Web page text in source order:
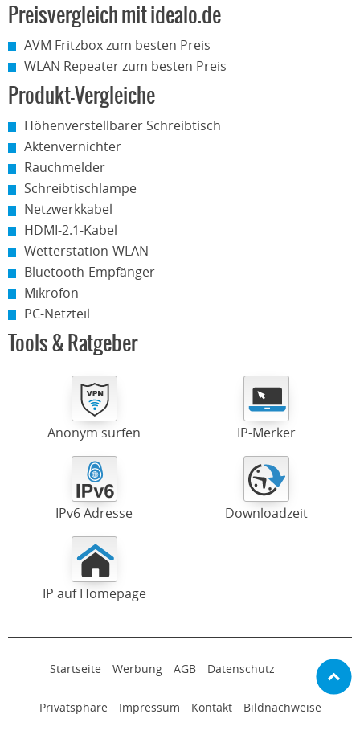
Preisvergleich mit idealo.de
AVM Fritzbox zum besten Preis
WLAN Repeater zum besten Preis
Produkt-Vergleiche
Höhenverstellbarer Schreibtisch
Aktenvernichter
Rauchmelder
Schreibtischlampe
Netzwerkkabel
HDMI-2.1-Kabel
Wetterstation-WLAN
Bluetooth-Empfänger
Mikrofon
PC-Netzteil
Tools & Ratgeber
Anonym surfen IP-Merker
IPv6 Adresse Downloadzeit
IP auf Homepage
Startseite Werbung AGB Datenschutz
Privatsphäre Impressum Kontakt Bildnachweise